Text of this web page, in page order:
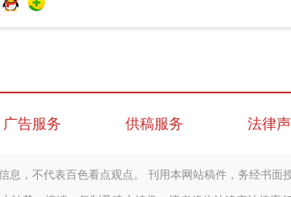
广告服务 供稿服务 法律
息，不代表百色看点观点。 刊用本网站稿件，务经书面授